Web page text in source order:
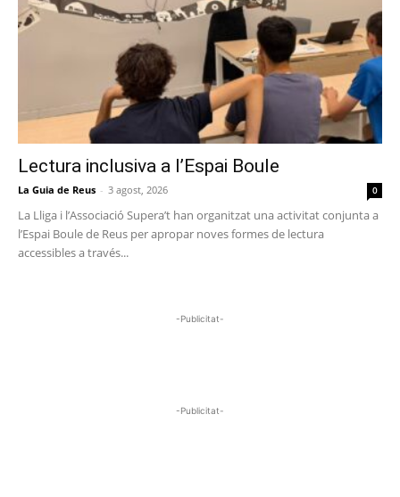
Lectura inclusiva a l’Espai Boule
La Guia de Reus - 3 agost, 2026 0
La Lliga i l’Associació Supera’t han organitzat una activitat conjunta a
l’Espai Boule de Reus per apropar noves formes de lectura
accessibles a través...
-Publicitat-
-Publicitat-